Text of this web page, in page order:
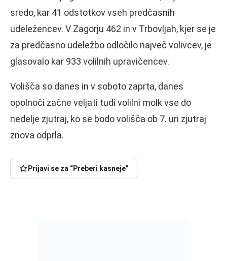
sredo, kar 41 odstotkov vseh predčasnih
udeležencev. V Zagorju 462 in v Trbovljah, kjer se je
za predčasno udeležbo odločilo največ volivcev, je
glasovalo kar 933 volilnih upravičencev.
Volišča so danes in v soboto zaprta, danes
opolnoči začne veljati tudi volilni molk vse do
nedelje zjutraj, ko se bodo volišča ob 7. uri zjutraj
znova odprla.
Prijavi se za “Preberi kasneje”